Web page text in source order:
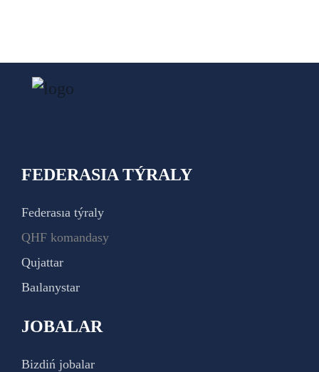
FEDERASIA TÝRALY
Federasıa týraly
QHF komandasy
Qujattar
Baılanystar
JOBALAR
Bizdiń jobalar